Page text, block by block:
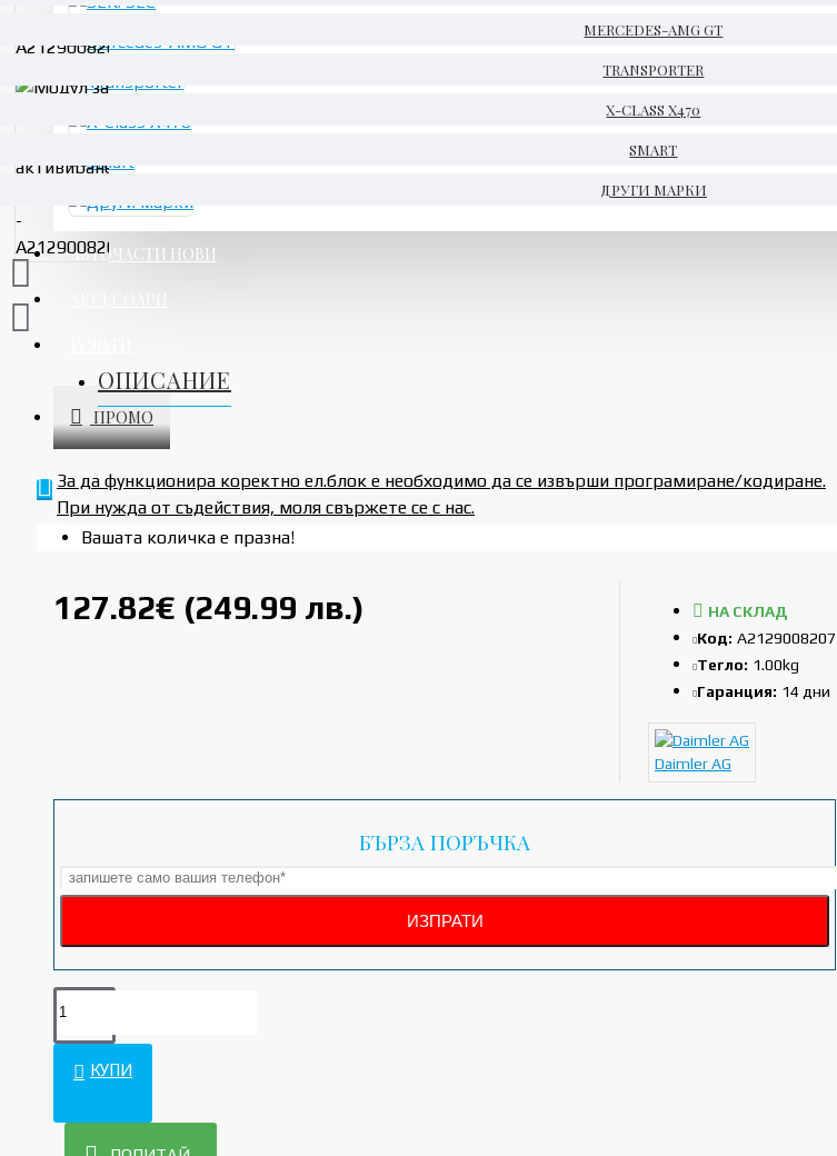
MERCEDES-AMG GT
TRANSPORTER
X-CLASS X470
SMART
ДРУГИ МАРКИ
АВТОЧАСТИ НОВИ
ПРОМО
Вашата количка е празна!
ОПИСАНИЕ
За да функционира коректно ел.блок е необходимо да се извърши програмиране/кодиране.
При нужда от съдействия, моля свържете се с нас.
127.82€ (249.99 лв.)
НА СКЛАД
Код: A2129008207
Тегло: 1.00kg
Гаранция: 14 дни
Daimler AG
БЪРЗА ПОРЪЧКА
КУПИ